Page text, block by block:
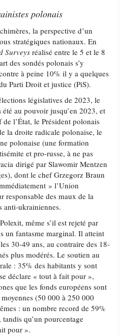
polonais
la perspective d’un
stratégiques nationaux. En
Surveys réalisé entre le 5 et le 8
des sondés polonais s’y
à peine 10% il y a quelques
Parti Droit et justice (PiS).
législatives de 2023, le
au pouvoir jusqu’en 2023, et
l’État, le Président polonais
la droite radicale polonaise, le
polonaise (une formation
et pro-russe, à ne pas
dirigé par Slawomir Mentzen
dont le chef Grzegorz Braun
» l’Union
responsable des maux de la
anti-ukrainiennes.
même s’il est rejeté par
un fantasme marginal. Il atteint
30-49 ans, au contraire des 18-
plus modérés. Le soutien au
: 35% des habitants y sont
déclare « tout à fait pour »,
que les fonds européens sont
(50 000 à 250 000
: un nombre record de 59%
tandis qu’un pourcentage
pour ».